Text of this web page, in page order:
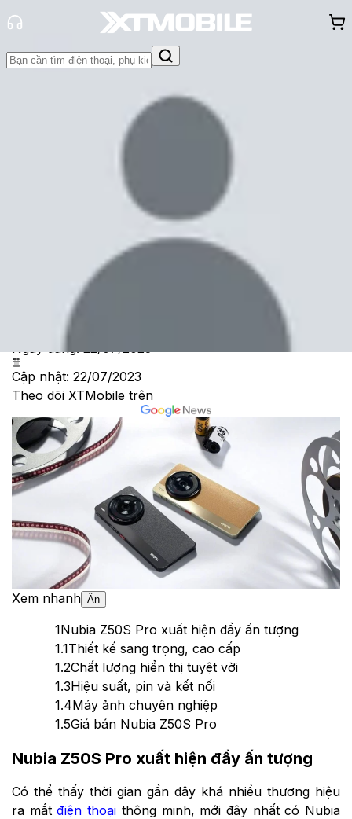
Hỏi đáp Thông báo
Ra mắt Nubia Z50S Pro:
Snapdragon 8 Gen 2, 3 camera
50MP với giá hơn 12 triệu
Cam Ngoan
Ngày đăng:22/07/2023
Cập nhật: 22/07/2023
Theo dõi XTMobile trên
Xem nhanh Ẩn
1Nubia Z50S Pro xuất hiện đầy ấn tượng
1.1Thiết kế sang trọng, cao cấp
1.2Chất lượng hiển thị tuyệt vời
1.3Hiệu suất, pin và kết nối
1.4Máy ảnh chuyên nghiệp
1.5Giá bán Nubia Z50S Pro
Nubia Z50S Pro xuất hiện đầy ấn tượng
Có thể thấy thời gian gần đây khá nhiều thương hiệu
ra mắtđiện thoại thông minh, mới đây nhất có Nubia